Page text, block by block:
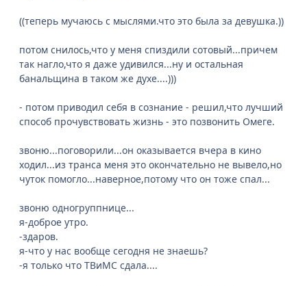
((теперь мучаюсь с мыслями.что это была за девушка.))
потом снилось,что у меня спиздили сотовый...причем
так нагло,что я даже удивился...ну и остальная
банальщина в таком же духе....)))
- потом приводил себя в сознание - решил,что лучший
способ прочувствовать жизнь - это позвонить Омеге.
звоню...поговорили...он оказывается вчера в кино
ходил...из транса меня это окончательно не вывело,но
чуток помогло...наверное,потому что он тоже спал...
звоню одногруппнице...
я-доброе утро.
-здаров.
я-что у нас вообще сегодня не знаешь?
-я только что ТВиМС сдала....